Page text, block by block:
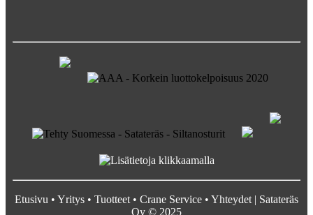
Etusivu • Yritys • Tuotteet • Crane Service • Yhteydet | Satateräs
Oy © 2025